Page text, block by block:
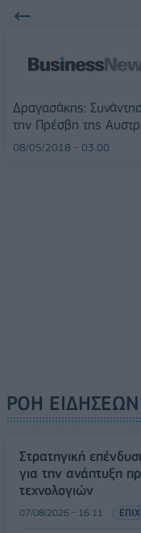
Δραγασάκης:
την Πρέσβη της
08/05/2018 - 03:00
ΡΟΗ ΕΙΔΗΣΕΩΝ
Στρατηγική
για την ανάπτυξη
τεχνολογιών
07/08/2026 - 16:11